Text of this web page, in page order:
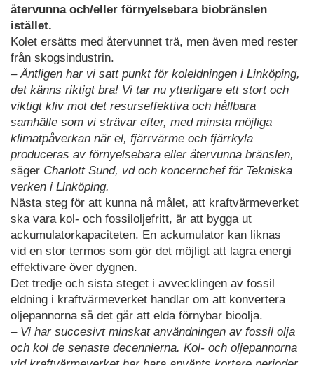
återvunna och/eller förnyelsebara biobränslen
istället.
Kolet ersätts med återvunnet trä, men även med rester
från skogsindustrin.
– Äntligen har vi satt punkt för koleldningen i Linköping,
det känns riktigt bra! Vi tar nu ytterligare ett stort och
viktigt kliv mot det resurseffektiva och hållbara
samhälle som vi strävar efter, med minsta möjliga
klimatpåverkan när el, fjärrvärme och fjärrkyla
produceras av förnyelsebara eller återvunna bränslen,
säger Charlott Sund, vd och koncernchef för Tekniska
verken i Linköping.
Nästa steg för att kunna nå målet, att kraftvärmeverket
ska vara kol- och fossiloljefritt, är att bygga ut
ackumulatorkapaciteten. En ackumulator kan liknas
vid en stor termos som gör det möjligt att lagra energi
effektivare över dygnen.
Det tredje och sista steget i avvecklingen av fossil
eldning i kraftvärmeverket handlar om att konvertera
oljepannorna så det går att elda förnybar bioolja.
– Vi har succesivt minskat användningen av fossil olja
och kol de senaste decennierna. Kol- och oljepannorna